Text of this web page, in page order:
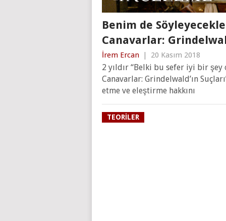
Benim de
Canavarlar:
İrem Ercan | 20 Kasım 2018
2 yıldır “Belki bu sefer iyi bir
Canavarlar: Grindelwald’ın
etme ve eleştirme hakkını
TEORILER